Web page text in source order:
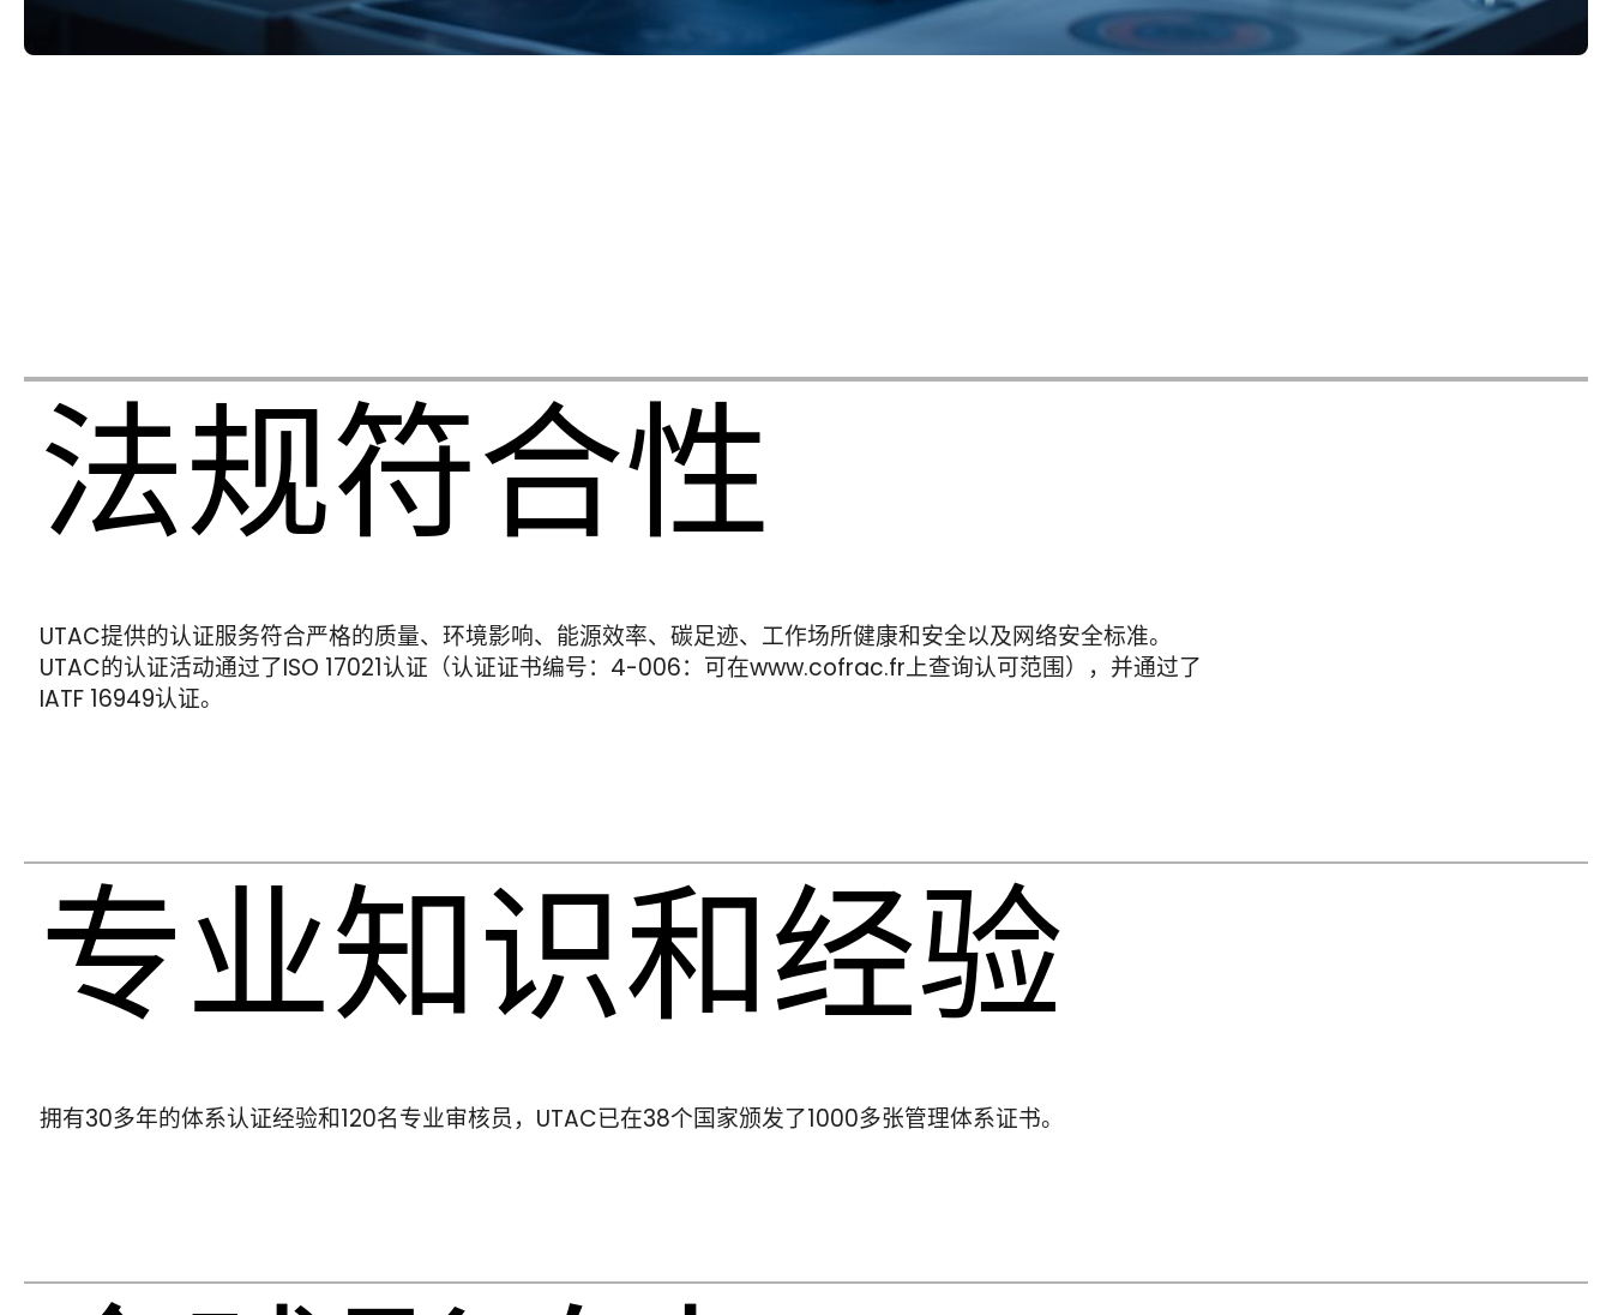
法规符合性
UTAC提供的认证服务符合严格的质量、环境影响、能源效率、碳足迹、工作场所健康和安全以及网络安全标准。
UTAC的认证活动通过了ISO 17021认证（认证证书编号：4-006：可在www.cofrac.fr上查询认可范围），并通过了
IATF 16949认证。
专业知识和经验
拥有30多年的体系认证经验和120名专业审核员，UTAC已在38个国家颁发了1000多张管理体系证书。